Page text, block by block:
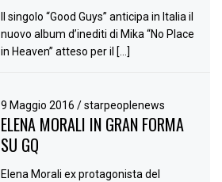
Il singolo “Good Guys” anticipa in Italia il
nuovo album d’inediti di Mika “No Place
in Heaven” atteso per il […]
9 Maggio 2016/ starpeoplenews
ELENA MORALI IN GRAN FORMA
SU GQ
Elena Morali ex protagonista del